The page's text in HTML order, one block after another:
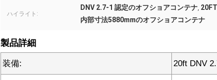
ハイライト:
DNV 2.7-1 認定のオフショアコンテナ,
内部寸法5880mmのオフショアコンテナ
製品詳細
装備: 20ft DNV